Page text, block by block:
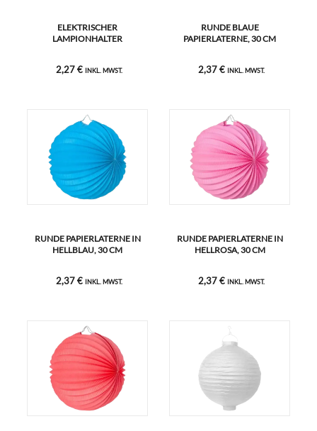
ELEKTRISCHER
LAMPIONHALTER
2,27 € INKL. MWST.
RUNDE BLAUE
PAPIERLATERNE, 30 CM
2,37 € INKL. MWST.
RUNDE PAPIERLATERNE IN
HELLBLAU, 30 CM
2,37 € INKL. MWST.
RUNDE PAPIERLATERNE IN
HELLROSA, 30 CM
2,37 € INKL. MWST.